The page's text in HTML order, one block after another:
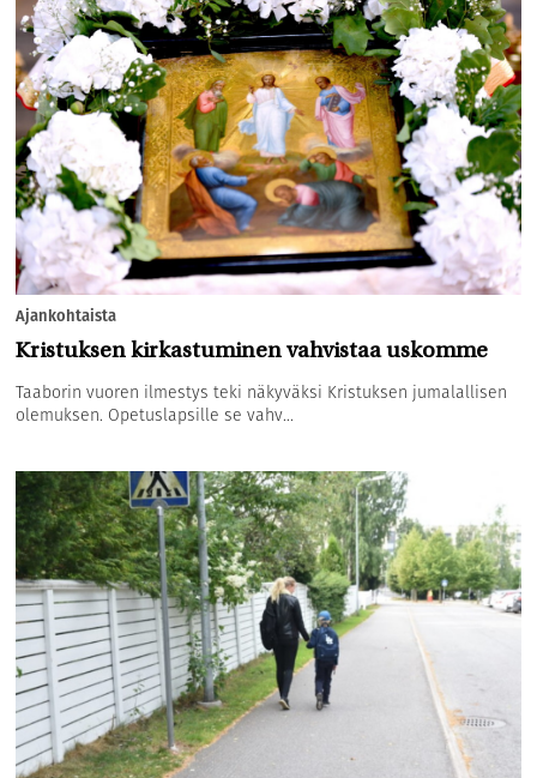
Ajankohtaista
Kristuksen kirkastuminen vahvistaa uskomme
Taaborin vuoren ilmestys teki näkyväksi Kristuksen jumalallisen
olemuksen. Opetuslapsille se vahv...